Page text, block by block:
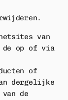
van
de op of via
of
dergelijke
de